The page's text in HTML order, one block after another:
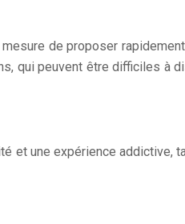
de proposer
qui peuvent être difficiles à
et une expérience addictive,